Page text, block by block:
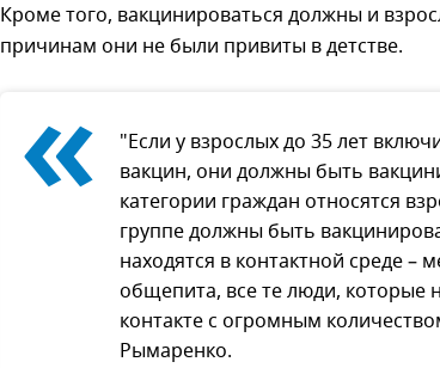
Кроме того, вакцинироваться должны и
причинам они не были привиты в детстве.
«
"Если у взрослых до 35 лет
вакцин, они должны быть
категории граждан относятся
группе должны быть
находятся в контактной среде –
общепита, все те люди, которые
контакте с огромным
Рымаренко.